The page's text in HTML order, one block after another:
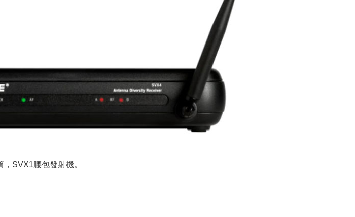
SVX1腰包發射機。